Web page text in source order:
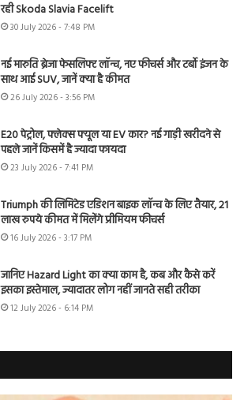
रही Skoda Slavia Facelift
30 July 2026 - 7:48 PM
नई मारुति ब्रेजा फेसलिफ्ट लॉन्च, नए फीचर्स और टर्बो इंजन के
साथ आई SUV, जानें क्या है कीमत
26 July 2026 - 3:56 PM
E20 पेट्रोल, फ्लेक्स फ्यूल या EV कार? नई गाड़ी खरीदने से
पहले जानें किसमें है ज्यादा फायदा
23 July 2026 - 7:41 PM
Triumph की लिमिटेड एडिशन बाइक लॉन्च के लिए तैयार, 21
लाख रुपये कीमत में मिलेंगे प्रीमियम फीचर्स
16 July 2026 - 3:17 PM
जानिए Hazard Light का क्या काम है, कब और कैसे करें
इसका इस्तेमाल, ज्यादातर लोग नहीं जानते सही तरीका
12 July 2026 - 6:14 PM